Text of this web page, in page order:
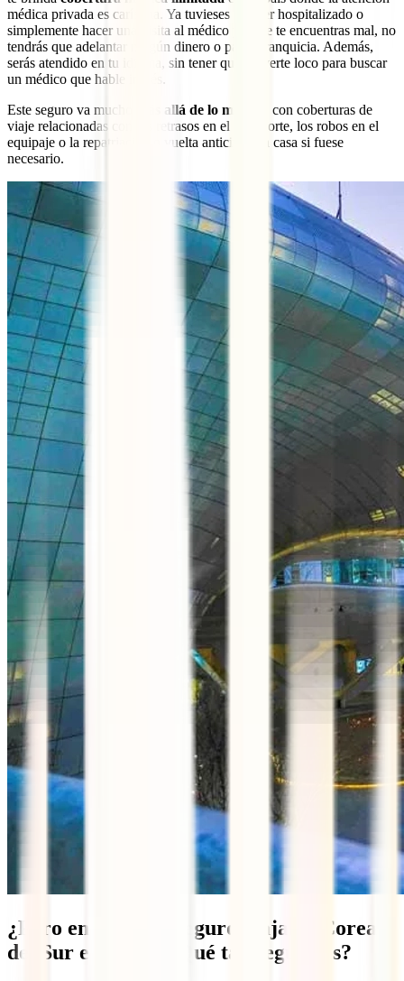
médica privada es carísima. Ya tuvieses que ser hospitalizado o
simplemente hacer una visita al médico porque te encuentras mal, no
tendrás que adelantar ningún dinero o pagar franquicia. Además,
serás atendido en tu idioma, sin tener que volverte loco para buscar
un médico que hable inglés.
Este seguro va mucho
más allá de lo médico
, con coberturas de
viaje relacionadas con los retrasos en el transporte, los robos en el
equipaje o la repatriación o vuelta anticipada a casa si fuese
necesario.
¿Pero entonces es seguro viajar a Corea
del Sur en 2025? ¿Qué tan seguro es?